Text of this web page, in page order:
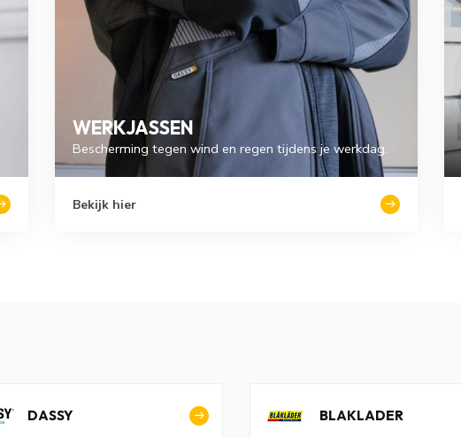
WERKJASSEN
Bescherming tegen wind en regen tijdens je werkdag.
Bekijk hier
DASSY BLAKLADER